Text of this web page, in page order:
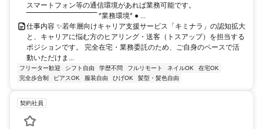
スマートフォン等の通信環境があれば業務可能です。
‾‾‾‾‾‾‾‾‾‾‾‾‾‾‾‾‾‾‾‾‾‾‾‾‾‾‾‾‾‾ *業務環境* ● ...
仕事内容 ✨若年層向けキャリア支援サービス「キミナラ」の認知拡大
と、キャリアに悩む方のヒアリング・送客（トスアップ）を担当する
ポジションです。 完全在宅・業務委託のため、ご自身のペースで活
動いただけま...
フリーター歓迎 シフト自由 学歴不問 フルリモート ネイルOK
在宅OK
完全歩合制
ピアスOK 服装自由 ひげOK 髪型・髪色自由
契約社員